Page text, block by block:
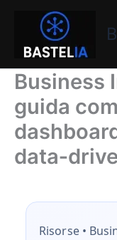
contenuto
Bastelia
Business
guida
Risorse •